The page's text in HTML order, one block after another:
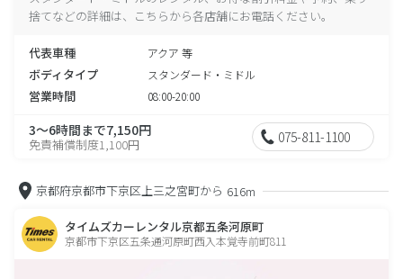
捨てなどの詳細は、こちらから各店舗にお電話ください。
代表車種 アクア 等
ボディタイプ スタンダード・ミドル
営業時間 08:00-20:00
3～6時間まで7,150円
免責補償制度1,100円 075-811-1100
京都府京都市下京区上三之宮町から 616m
タイムズカーレンタル京都五条河原町
京都市下京区五条通河原町西入本覚寺前町811